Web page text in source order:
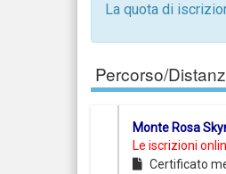
La quota di
Percorso/
Monte Rosa
Le iscrizioni
Certificato